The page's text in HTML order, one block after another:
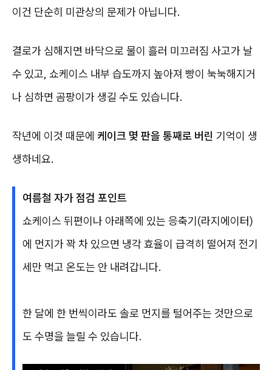
이건 단순히 미관상의 문제가 아닙니다.
결로가 심해지면 바닥으로 물이 흘러 미끄러짐 사고가 날
수 있고, 쇼케이스 내부 습도까지 높아져 빵이 눅눅해지거
나 심하면 곰팡이가 생길 수도 있습니다.
작년에 이것 때문에 케이크 몇 판을 통째로 버린 기억이 생
생하네요.
여름철 자가 점검 포인트
쇼케이스 뒤편이나 아래쪽에 있는 응축기(라지에이터)
에 먼지가 꽉 차 있으면 냉각 효율이 급격히 떨어져 전기
세만 먹고 온도는 안 내려갑니다.
한 달에 한 번씩이라도 솔로 먼지를 털어주는 것만으로
도 수명을 늘릴 수 있습니다.